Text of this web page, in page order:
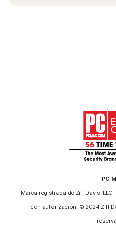
PC
Marca registrada de Ziff Davis,
con autorización. © 2024 Ziff